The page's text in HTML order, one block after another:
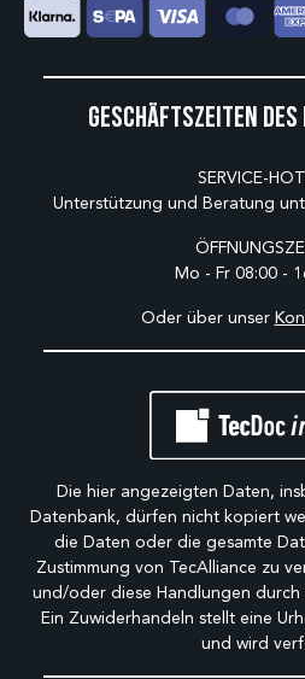
Geschäftszeiten des
SERVICE-
Unterstützung und Beratung
Mo - Fr 08:00 -
Oder über unser
Die hier angezeigten Daten,
Datenbank, dürfen nicht kopiert
die Daten oder die gesamte
Zustimmung von TecAlliance zu
und/oder diese Handlungen durch
Ein Zuwiderhandeln stellt eine
und wird